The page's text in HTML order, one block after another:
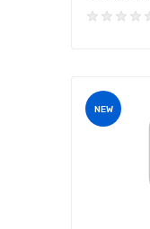
NEW